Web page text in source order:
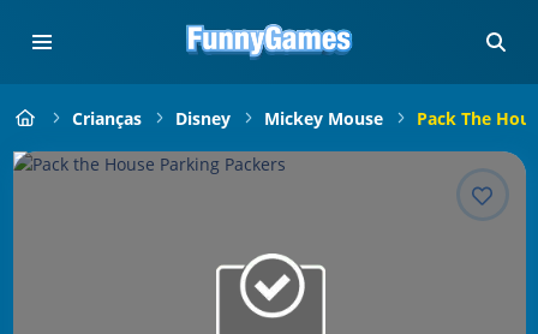
Crianças Disney Mickey Mouse Pack The